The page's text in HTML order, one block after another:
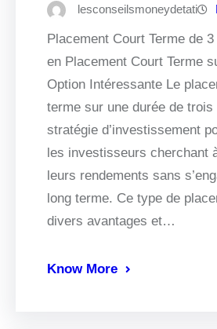
lesconseilsmoneydetati
Placement Court Terme de
en Placement Court Terme
Option Intéressante Le
terme sur une durée de
stratégie d’investissement
les investisseurs cherchant
leurs rendements sans
long terme. Ce type de
divers avantages et…
Know More